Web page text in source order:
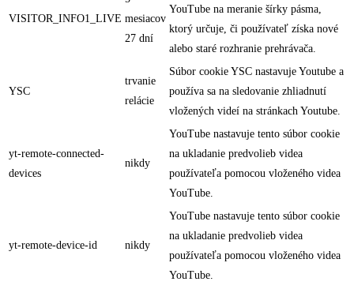
VISITOR_INFO1_LIVE mesiacov
27 dní
YouTube na meranie šírky pásma,
ktorý určuje, či používateľ získa nové
alebo staré rozhranie prehrávača.
YSC
trvanie
relácie
Súbor cookie YSC nastavuje Youtube a
používa sa na sledovanie zhliadnutí
vložených videí na stránkach Youtube.
yt-remote-connected-
devices
nikdy
YouTube nastavuje tento súbor cookie
na ukladanie predvolieb videa
používateľa pomocou vloženého videa
YouTube.
yt-remote-device-id nikdy
YouTube nastavuje tento súbor cookie
na ukladanie predvolieb videa
používateľa pomocou vloženého videa
YouTube.